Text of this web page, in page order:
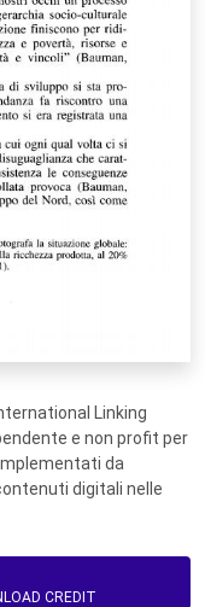
Linking
e non profit per
da
digitali nelle
CREDIT